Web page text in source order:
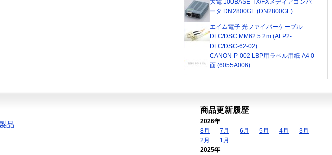
大電 100BASE-TX/FXメディアコンバ
ータ DN2800GE (DN2800GE)
エイム電子 光ファイバーケーブル
DLC/DSC MM62.5 2m (AFP2-
DLC/DSC-62-02)
CANON P-002 LBP用ラベル用紙 A4 0
面 (6055A006)
品
商品更新履歴
2026年
8月
7月 6月 5月 4月
3月
2月
1月
2025年